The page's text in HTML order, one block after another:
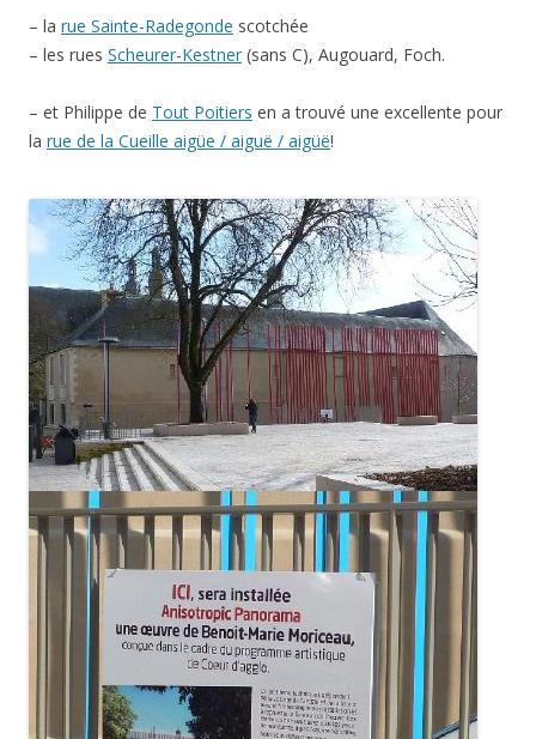
– la rue Sainte-Radegonde scotchée
– les rues Scheurer-Kestner (sans C), Augouard, Foch.
– et Philippe de Tout Poitiers en a trouvé une excellente pour
la rue de la Cueille aigüe / aiguë / aigüë!